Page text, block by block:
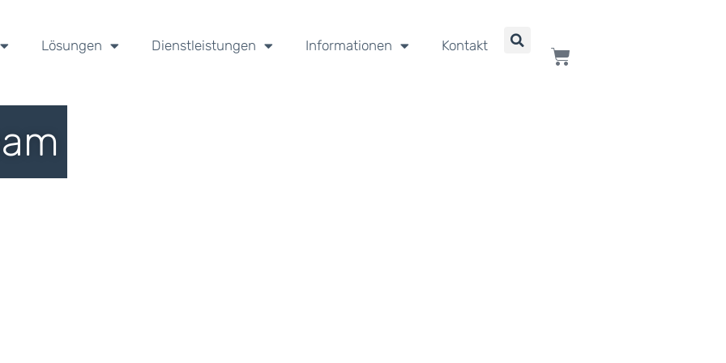
Lösungen Dienstleistungen Informationen Kontakt
WARENKORB